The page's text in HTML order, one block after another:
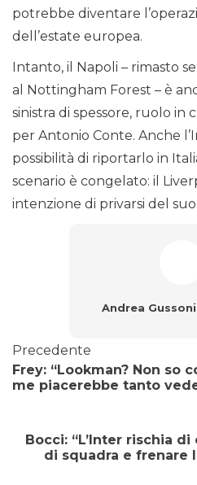
potrebbe diventare
dell’estate europea.
Intanto, il Napoli – rimasto
al Nottingham Forest – è
sinistra di spessore, ruolo in
per Antonio Conte. Anche
possibilità di riportarlo in
scenario è congelato: il
intenzione di privarsi del
Andrea Gussoni
Precedente
Frey: “Lookman? Non so
me piacerebbe tanto
Bocci: “L’Inter rischia
di squadra e frenare